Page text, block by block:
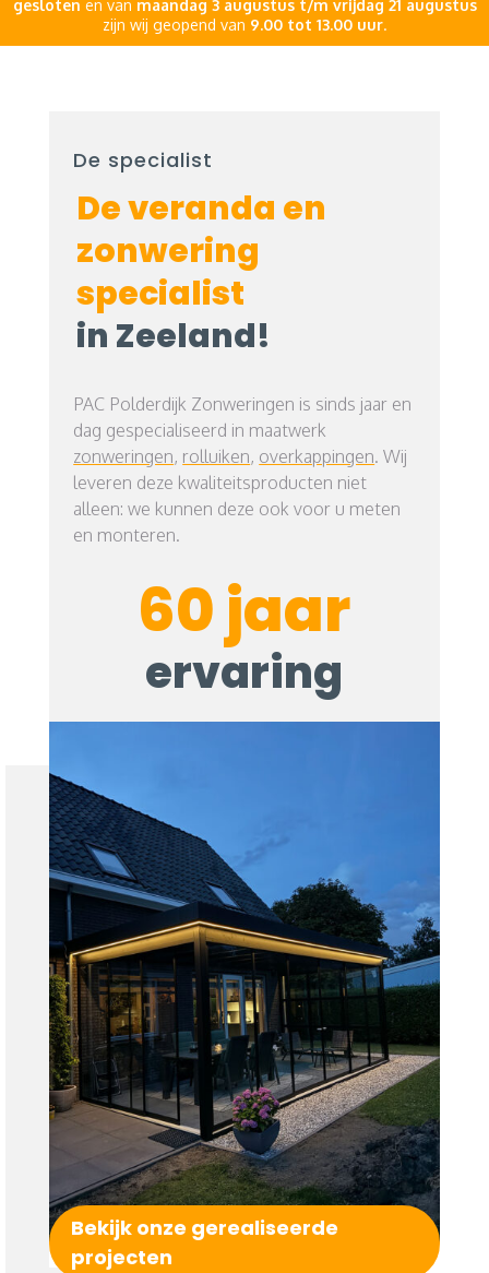
gesloten en van maandag 3 augustus t/m vrijdag 21 augustus
zijn wij geopend van 9.00 tot 13.00 uur.
Bekijk onze gerealiseerde
projecten
De specialist
De veranda en
zonwering
specialist
in Zeeland!
PAC Polderdijk Zonweringen is sinds jaar en
dag gespecialiseerd in maatwerk
zonweringen, rolluiken, overkappingen. Wij
leveren deze kwaliteitsproducten niet
alleen: we kunnen deze ook voor u meten
en monteren.
60jaar
ervaring